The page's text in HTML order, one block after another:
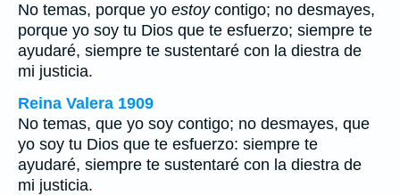
No temas, porque yo estoycontigo; no desmayes,
porque yo soy tu Dios que te esfuerzo; siempre te
ayudaré, siempre te sustentaré con la diestra de
mi justicia.
Reina Valera 1909
No temas, que yo soy contigo; no desmayes, que
yo soy tu Dios que te esfuerzo: siempre te
ayudaré, siempre te sustentaré con la diestra de
mi justicia.